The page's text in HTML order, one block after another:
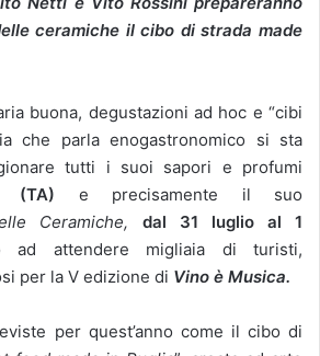
ceramiche il cibo di strada made
buona, degustazioni ad hoc e “cibi
che parla enogastronomico si sta
tutti i suoi sapori e profumi
(TA) e precisamente il suo
Ceramiche,
dal 31 luglio al 1
attendere migliaia di turisti,
per la V edizione di Vino è Musica.
per quest’anno come il cibo di